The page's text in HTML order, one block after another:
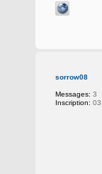
sorrow08
Messages: 3
Inscription: